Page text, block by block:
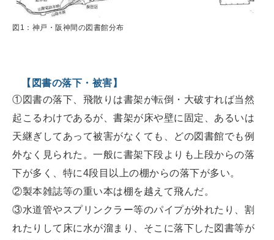
図1：神戸・阪神間の図書館分布
【図書の落下・被害】
①図書の落下、飛散りは書架が転倒・大破すれば当然
起こるわけであるが、書架が床や壁に固定、あるいは
天継ぎしてあって被害がなくても、どの図書館でも例
外なく見られた。一般に書架下段よりも上段からの落
下が多く、特に4段目以上の棚からの落下が多い。
②製本雑誌等の重い本は棚を越えて飛んだ。
③水道管やスプリンクラー等のパイプが外れたり、割
れたりして床に水が溜まり、そこに落下した図書等が